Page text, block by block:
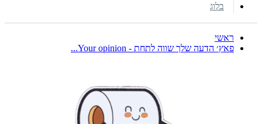
בלוג
ראשי
פאץ׳ הדעה שלך שווה לתחת - Your opinion...